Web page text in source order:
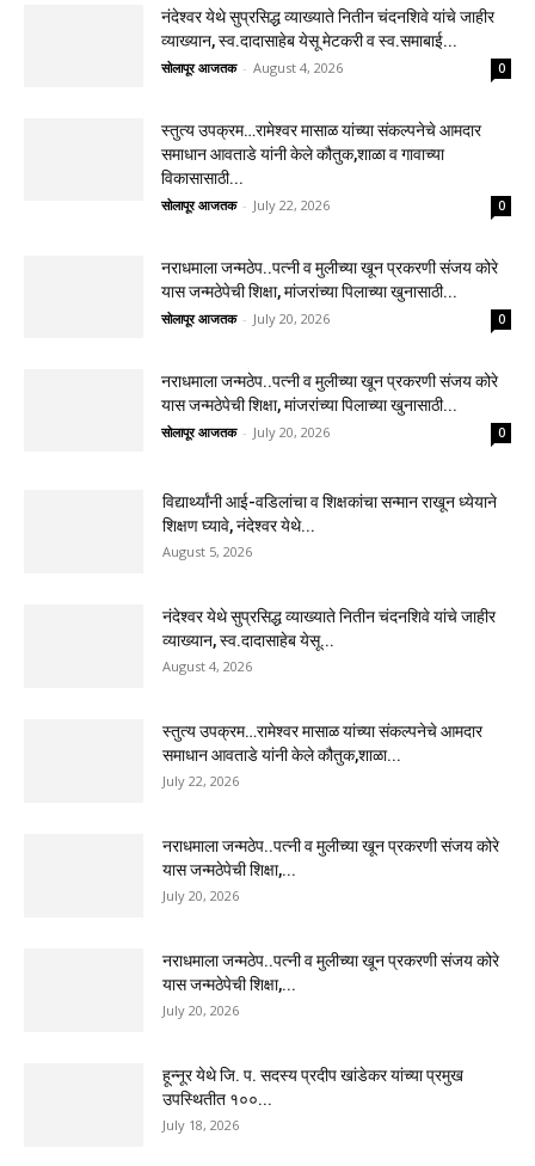
नंदेश्वर येथे सुप्रसिद्ध व्याख्याते नितीन चंदनशिवे यांचे जाहीर
व्याख्यान, स्व.दादासाहेब येसू मेटकरी व स्व.समाबाई...
सोलापूर आजतक - August 4, 2026 0
स्तुत्य उपक्रम…रामेश्वर मासाळ यांच्या संकल्पनेचे आमदार
समाधान आवताडे यांनी केले कौतुक,शाळा व गावाच्या
विकासासाठी...
सोलापूर आजतक - July 22, 2026 0
नराधमाला जन्मठेप..पत्नी व मुलीच्या खून प्रकरणी संजय कोरे
यास जन्मठेपेची शिक्षा, मांजरांच्या पिलाच्या खुनासाठी...
सोलापूर आजतक - July 20, 2026 0
नराधमाला जन्मठेप..पत्नी व मुलीच्या खून प्रकरणी संजय कोरे
यास जन्मठेपेची शिक्षा, मांजरांच्या पिलाच्या खुनासाठी...
सोलापूर आजतक - July 20, 2026 0
विद्यार्थ्यांनी आई-वडिलांचा व शिक्षकांचा सन्मान राखून ध्येयाने
शिक्षण घ्यावे, नंदेश्वर येथे...
August 5, 2026
नंदेश्वर येथे सुप्रसिद्ध व्याख्याते नितीन चंदनशिवे यांचे जाहीर
व्याख्यान, स्व.दादासाहेब येसू...
August 4, 2026
स्तुत्य उपक्रम…रामेश्वर मासाळ यांच्या संकल्पनेचे आमदार
समाधान आवताडे यांनी केले कौतुक,शाळा...
July 22, 2026
नराधमाला जन्मठेप..पत्नी व मुलीच्या खून प्रकरणी संजय कोरे
यास जन्मठेपेची शिक्षा,...
July 20, 2026
नराधमाला जन्मठेप..पत्नी व मुलीच्या खून प्रकरणी संजय कोरे
यास जन्मठेपेची शिक्षा,...
July 20, 2026
हून्नूर येथे जि. प. सदस्य प्रदीप खांडेकर यांच्या प्रमुख
उपस्थितीत १००...
July 18, 2026